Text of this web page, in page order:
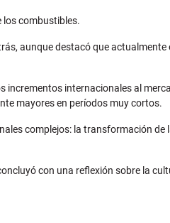
los combustibles.
aunque destacó que
incrementos internacionales al
mayores en períodos muy cortos.
complejos: la transformación de
con una reflexión sobre la